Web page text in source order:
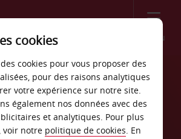
Menu
voiture
cookies
cookies pour vous proposer des
pour des raisons analytiques
votre expérience sur notre site.
également nos données avec des
et analytiques. Pour plus
voir notre politique de cookies. En